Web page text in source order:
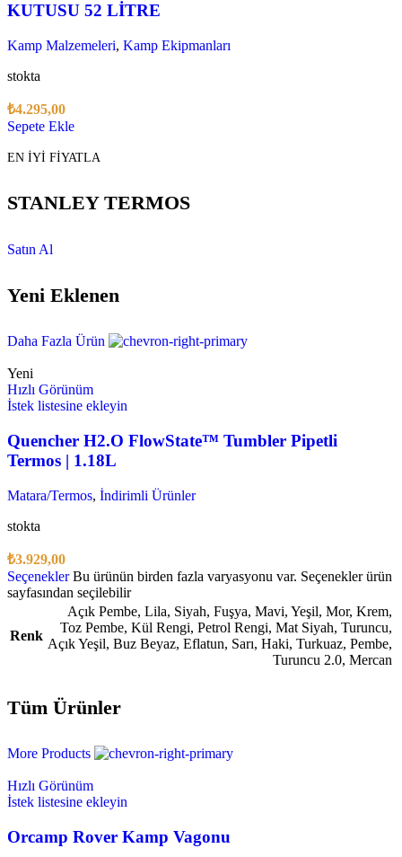
KUTUSU 52 LİTRE
Kamp Malzemeleri, Kamp Ekipmanları
stokta
₺4.295,00
Sepete Ekle
EN İYİ FİYATLA
STANLEY TERMOS
Satın Al
Yeni Eklenen
Daha Fazla Ürün
Yeni
Hızlı Görünüm
İstek listesine ekleyin
Quencher H2.O FlowState™ Tumbler Pipetli
Termos | 1.18L
Matara/Termos, İndirimli Ürünler
stokta
₺3.929,00
Seçenekler Bu ürünün birden fazla varyasyonu var. Seçenekler ürün
sayfasından seçilebilir
Renk
Açık Pembe, Lila, Siyah, Fuşya, Mavi, Yeşil, Mor, Krem,
Toz Pembe, Kül Rengi, Petrol Rengi, Mat Siyah, Turuncu,
Açık Yeşil, Buz Beyaz, Eflatun, Sarı, Haki, Turkuaz, Pembe,
Turuncu 2.0, Mercan
Tüm Ürünler
More Products
Hızlı Görünüm
İstek listesine ekleyin
Orcamp Rover Kamp Vagonu